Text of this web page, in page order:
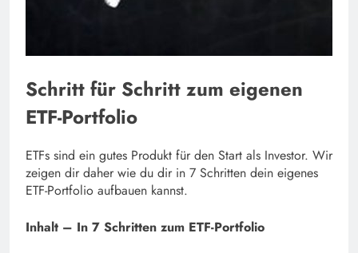
Schritt für Schritt zum eigenen
ETF-Portfolio
ETFs sind ein gutes Produkt für den Start als Investor. Wir
zeigen dir daher wie du dir in 7 Schritten dein eigenes
ETF-Portfolio aufbauen kannst.
Inhalt – In 7 Schritten zum ETF-Portfolio